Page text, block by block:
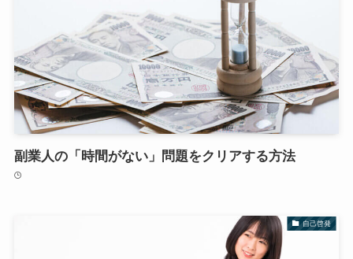
副業人の「時間がない」問題をクリアする方法
自己啓発